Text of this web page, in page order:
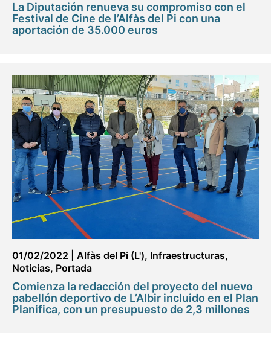
La Diputación renueva su compromiso con el
Festival de Cine de l’Alfàs del Pi con una
aportación de 35.000 euros
01/02/2022 Alfàs del Pi (L'), Infraestructuras,
Noticias, Portada
Comienza la redacción del proyecto del nuevo
pabellón deportivo de L’Albir incluido en el Plan
Planifica, con un presupuesto de 2,3 millones